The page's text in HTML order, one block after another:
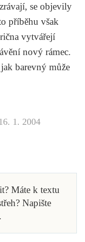
se objevily
příběhu však
vytvářejí
nový rámec.
barevný může
16. 1. 2004
Máte k textu
Napište
.